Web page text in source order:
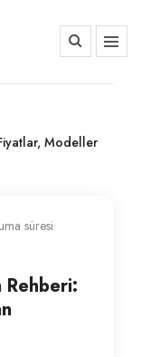
Modeller
süresi
Rehberi: